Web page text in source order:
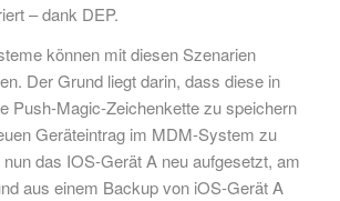
– dank DEP.
können mit diesen Szenarien
Der Grund liegt darin, dass diese in
Push-Magic-Zeichenkette zu speichern
Geräteintrag im MDM-System zu
das IOS-Gerät A neu aufgesetzt, am
aus einem Backup von iOS-Gerät A